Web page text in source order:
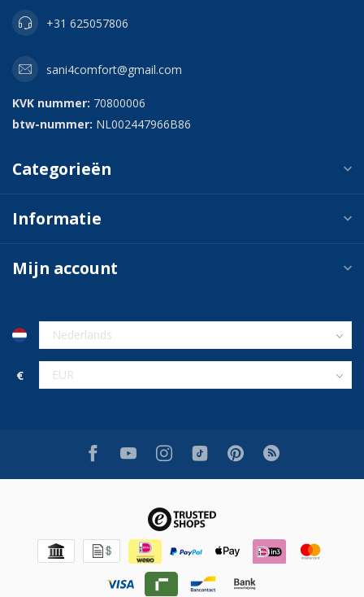
+31 625057806
sani4comfort@gmail.com
KVK nummer: 70800006
btw-nummer: NL002447966B86
Categorieën
Informatie
Mijn account
€